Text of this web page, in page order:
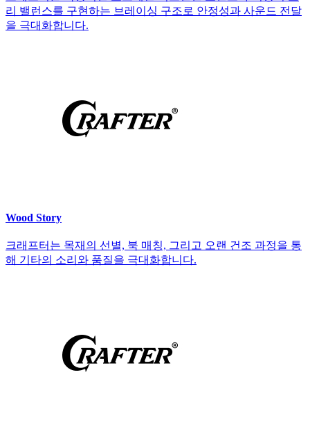
리 밸런스를 구현하는 브레이싱 구조로 안정성과 사운드 전달
을 극대화합니다.
Wood Story
크래프터는 목재의 선별, 북 매칭, 그리고 오랜 건조 과정을 통
해 기타의 소리와 품질을 극대화합니다.